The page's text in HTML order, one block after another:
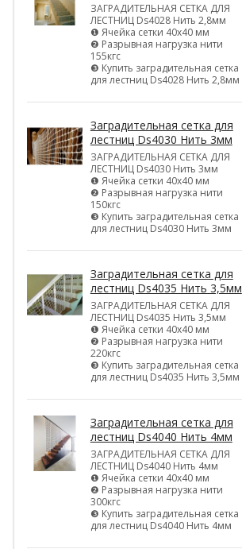
ЗАГРАДИТЕЛЬНАЯ СЕТКА ДЛЯ
ЛЕСТНИЦ Ds4028 Нить 2,8мм
❶ Ячейка сетки 40х40 мм
❷ Разрывная нагрузка нити
155кгс
❸ Купить заградительная сетка
для лестниц Ds4028 Нить 2,8мм
Заградительная сетка для
лестниц Ds4030 Нить 3мм
ЗАГРАДИТЕЛЬНАЯ СЕТКА ДЛЯ
ЛЕСТНИЦ Ds4030 Нить 3мм
❶ Ячейка сетки 40х40 мм
❷ Разрывная нагрузка нити
150кгс
❸ Купить заградительная сетка
для лестниц Ds4030 Нить 3мм
Заградительная сетка для
лестниц Ds4035 Нить 3,5мм
ЗАГРАДИТЕЛЬНАЯ СЕТКА ДЛЯ
ЛЕСТНИЦ Ds4035 Нить 3,5мм
❶ Ячейка сетки 40х40 мм
❷ Разрывная нагрузка нити
220кгс
❸ Купить заградительная сетка
для лестниц Ds4035 Нить 3,5мм
Заградительная сетка для
лестниц Ds4040 Нить 4мм
ЗАГРАДИТЕЛЬНАЯ СЕТКА ДЛЯ
ЛЕСТНИЦ Ds4040 Нить 4мм
❶ Ячейка сетки 40х40 мм
❷ Разрывная нагрузка нити
300кгс
❸ Купить заградительная сетка
для лестниц Ds4040 Нить 4мм